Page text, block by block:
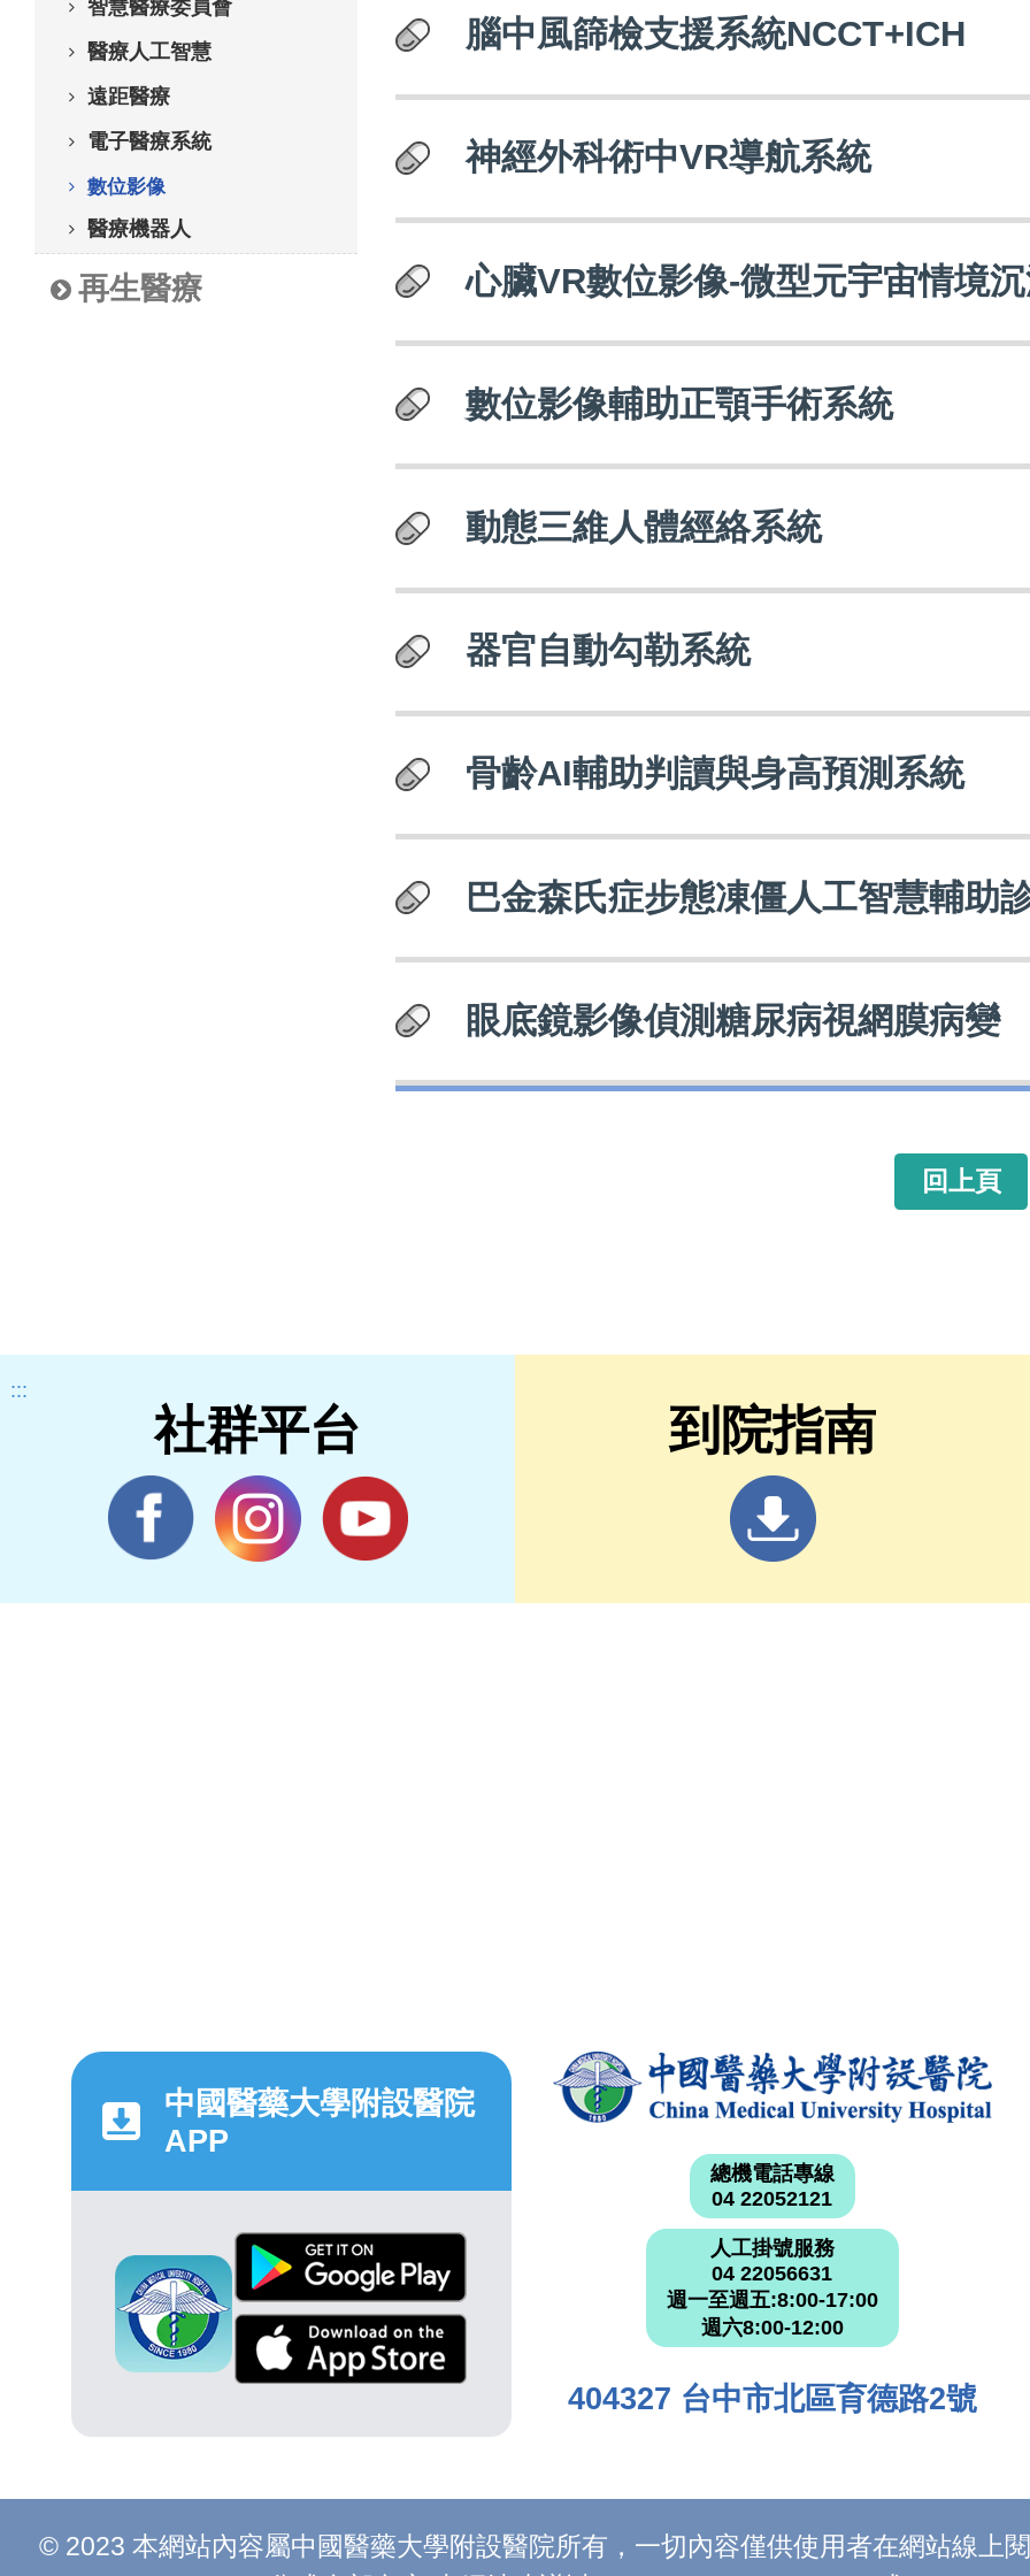
智慧醫療委員會
醫療人工智慧
遠距醫療
電子醫療系統
數位影像
醫療機器人
再生醫療
腦中風篩檢支援系統NCCT+ICH
神經外科術中VR導航系統
心臟VR數位影像-微型元宇宙情境
數位影像輔助正顎手術系統
動態三維人體經絡系統
器官自動勾勒系統
骨齡AI輔助判讀與身高預測系統
巴金森氏症步態凍僵人工智慧輔助
眼底鏡影像偵測糖尿病視網膜病變
回上頁
:::
社群平台 到院指南
中國醫藥大學附設醫院
APP
總機電話專線
04 22052121
人工掛號服務
04 22056631
週一至週五:8:00-17:00
週六8:00-12:00
404327 台中市北區育德路2號
© 2023 本網站內容屬中國醫藥大學附設醫院所有，一切內容僅供使用者在網站線上